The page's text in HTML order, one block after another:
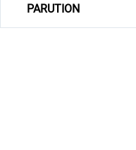
PARUTION